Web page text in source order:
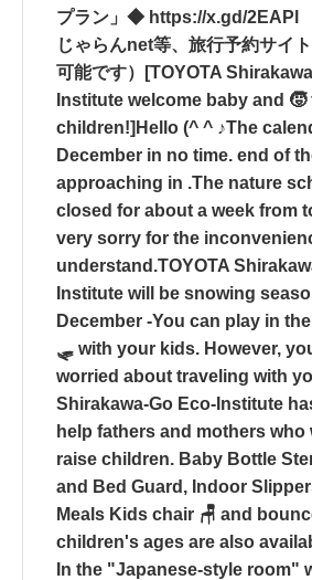
プラン」◆ https://x.gd/2EAPl
じゃらんnet等、旅行予約サイ
可能です）[TOYOTA
Institute welcome baby and 🧒
children!]Hello (^ ^ ♪The
December in no time. end of
approaching in .The nature
closed for about a week from
very sorry for the
understand.TOYOTA
Institute will be snowing
December -You can play in
🛷 with your kids. However,
worried about traveling with
Shirakawa-Go Eco-Institute
help fathers and mothers who
raise children. Baby Bottle
and Bed Guard, Indoor
Meals Kids chair 🪑 and
children's ages are also
In the "Japanese-style room"